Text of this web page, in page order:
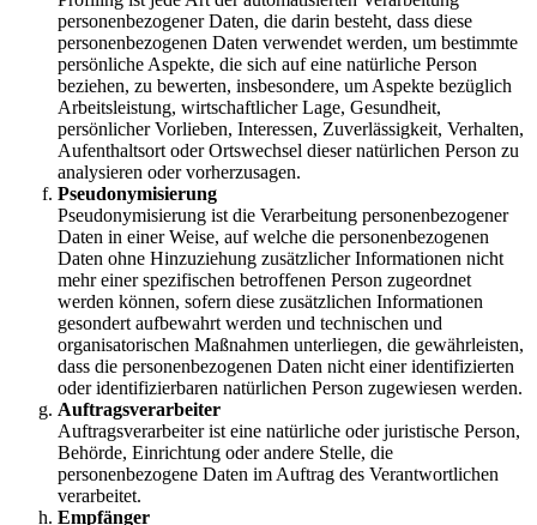
personenbezogener Daten, die darin besteht, dass diese
personenbezogenen Daten verwendet werden, um bestimmte
persönliche Aspekte, die sich auf eine natürliche Person
beziehen, zu bewerten, insbesondere, um Aspekte bezüglich
Arbeitsleistung, wirtschaftlicher Lage, Gesundheit,
persönlicher Vorlieben, Interessen, Zuverlässigkeit, Verhalten,
Aufenthaltsort oder Ortswechsel dieser natürlichen Person zu
analysieren oder vorherzusagen.
Pseudonymisierung
Pseudonymisierung ist die Verarbeitung personenbezogener
Daten in einer Weise, auf welche die personenbezogenen
Daten ohne Hinzuziehung zusätzlicher Informationen nicht
mehr einer spezifischen betroffenen Person zugeordnet
werden können, sofern diese zusätzlichen Informationen
gesondert aufbewahrt werden und technischen und
organisatorischen Maßnahmen unterliegen, die gewährleisten,
dass die personenbezogenen Daten nicht einer identifizierten
oder identifizierbaren natürlichen Person zugewiesen werden.
Auftragsverarbeiter
Auftragsverarbeiter ist eine natürliche oder juristische Person,
Behörde, Einrichtung oder andere Stelle, die
personenbezogene Daten im Auftrag des Verantwortlichen
verarbeitet.
Empfänger